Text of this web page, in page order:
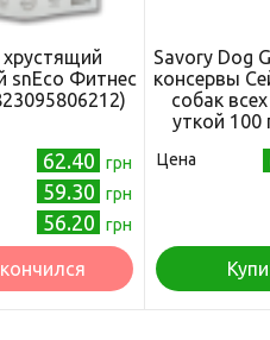
snEco Фитнес
62.40
грн
59.30
грн
56.20 грн
Savory Dog
консервы
собак
уткой 100
Цена